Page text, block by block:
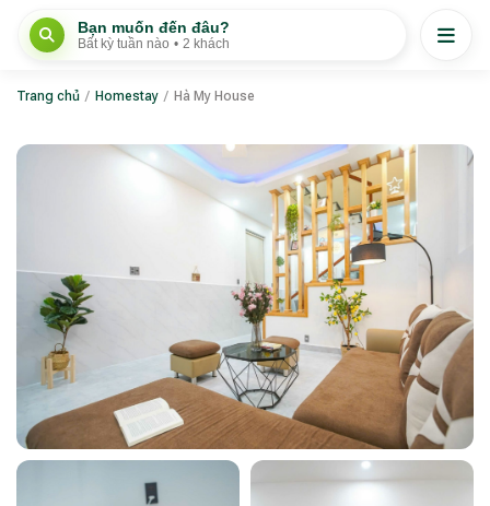
Bạn muốn đến đâu?
Bất kỳ tuần nào • 2 khách
Trang chủ / Homestay / Hà My House